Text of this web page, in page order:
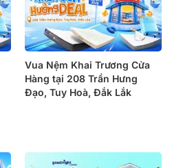
Vua Nệm Khai Trương Cửa
Hàng tại 208 Trần Hưng
Đạo, Tuy Hoà, Đắk Lắk